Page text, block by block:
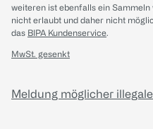
weiteren ist ebenfalls ein
nicht erlaubt und daher nicht
das BIPA Kundenservice.
MwSt. gesenkt
Meldung möglicher